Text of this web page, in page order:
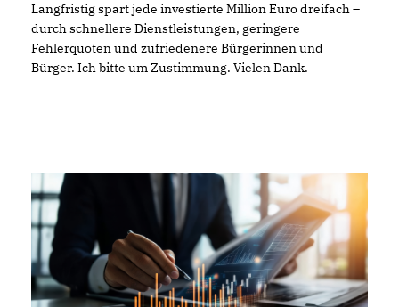
Langfristig spart jede investierte Million Euro dreifach –
durch schnellere Dienstleistungen, geringere
Fehlerquoten und zufriedenere Bürgerinnen und
Bürger. Ich bitte um Zustimmung. Vielen Dank.